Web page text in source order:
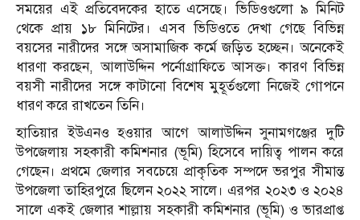
সময়ের এই প্রতিবেদকের হাতে এসেছে। ভিডিওগুলো ৯ মিনিট
থেকে প্রায় ১৮ মিনিটের। এসব ভিডিওতে দেখা গেছে বিভিন্ন
বয়সের নারীদের সঙ্গে অসামাজিক কর্মে জড়িত হচ্ছেন। অনেকেই
ধারণা করছেন, আলাউদ্দিন পর্নোগ্রাফিতে আসক্ত। কারণ বিভিন্ন
বয়সী নারীদের সঙ্গে কাটানো বিশেষ মুহূর্তগুলো নিজেই গোপনে
ধারণ করে রাখতেন তিনি।
হাতিয়ার ইউএনও হওয়ার আগে আলাউদ্দিন সুনামগঞ্জের দুটি
উপজেলায় সহকারী কমিশনার (ভূমি) হিসেবে দায়িত্ব পালন করে
গেছেন। প্রথমে জেলার সবচেয়ে প্রাকৃতিক সম্পদে ভরপুর সীমান্ত
উপজেলা তাহিরপুরে ছিলেন ২০২২ সালে। এরপর ২০২৩ ও ২০২৪
সালে একই জেলার শাল্লায় সহকারী কমিশনার (ভূমি) ও ভারপ্রাপ্ত